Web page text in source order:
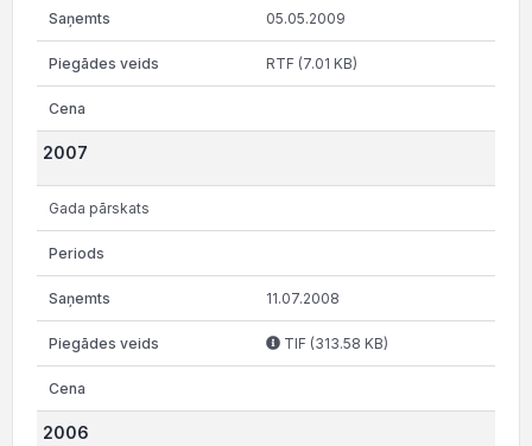
05.05.2009
RTF (7.01 KB)
2007
Gada pārskats
11.07.2008
TIF (313.58 KB)
2006